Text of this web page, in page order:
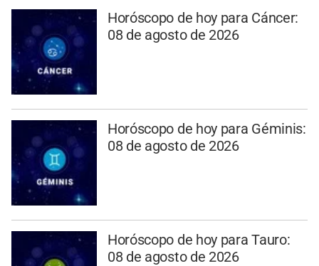
Horóscopo de hoy para Cáncer:
08 de agosto de 2026
Horóscopo de hoy para Géminis:
08 de agosto de 2026
Horóscopo de hoy para Tauro:
08 de agosto de 2026